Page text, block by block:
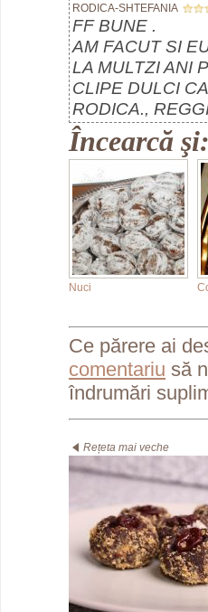
RODICA-SHTEFANIA
FF BUNE .
AM FACUT SI
LA MULTZI ANI
CLIPE DULCI
RODICA.,
Încearcă şi:
Nuci
Ce părere ai
comentariu să
îndrumări
Rețeta mai veche